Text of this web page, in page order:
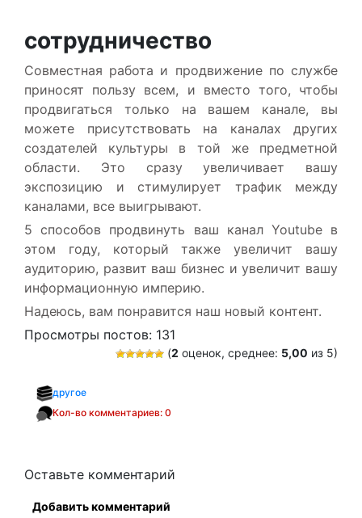
сотрудничество
Совместная работа и продвижение по службе
приносят пользу всем, и вместо того, чтобы
продвигаться только на вашем канале, вы
можете присутствовать на каналах других
создателей культуры в той же предметной
области. Это сразу увеличивает вашу
экспозицию и стимулирует трафик между
каналами, все выигрывают.
5 способов продвинуть ваш канал Youtube в
этом году, который также увеличит вашу
аудиторию, развит ваш бизнес и увеличит вашу
информационную империю.
Надеюсь, вам понравится наш новый контент.
Просмотры постов: 131
(2 оценок, среднее: 5,00 из 5)
другое
Кол-во комментариев: 0
Оставьте комментарий
Добавить комментарий